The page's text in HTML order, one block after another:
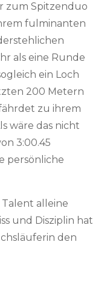
zum Spitzenduo
fulminanten
als eine Runde
ein Loch
200 Metern
zu ihrem
wäre das nicht
3:00.45
persönliche
alleine
und Disziplin hat
den